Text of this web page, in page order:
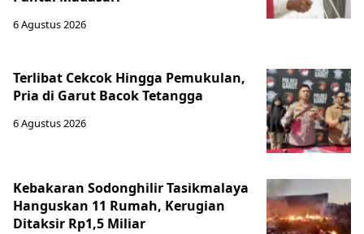
6 Agustus 2026
Terlibat Cekcok Hingga Pemukulan,
Pria di Garut Bacok Tetangga
6 Agustus 2026
Kebakaran Sodonghilir Tasikmalaya
Hanguskan 11 Rumah, Kerugian
Ditaksir Rp1,5 Miliar